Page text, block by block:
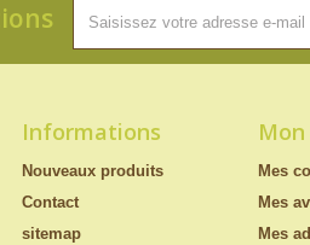
Informations
Nouveaux produits
Contact
sitemap
Mes
Mes
Mes